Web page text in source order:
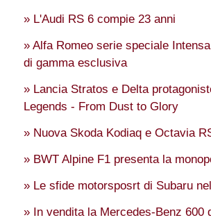
» L'Audi RS 6 compie 23 anni
» Alfa Romeo serie speciale
di gamma esclusiva
» Lancia Stratos e Delta
Legends - From Dust to Glory
» Nuova Skoda Kodiaq e Octavia
» BWT Alpine F1 presenta la
» Le sfide motorsposrt di Subaru
» In vendita la Mercedes-Benz 600